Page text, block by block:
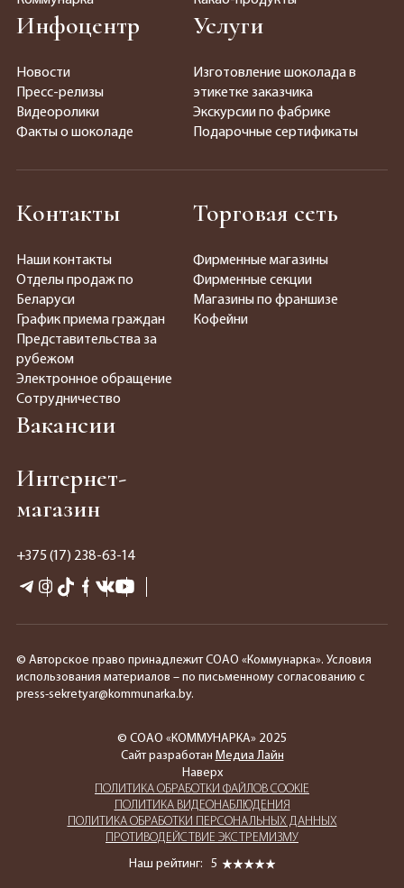
ПОЛИТИКА ОБРАБОТКИ ФАЙЛОВ COOKIE
ПОЛИТИКА ВИДЕОНАБЛЮДЕНИЯ
ПОЛИТИКА ОБРАБОТКИ ПЕРСОНАЛЬНЫХ ДАННЫХ
ПРОТИВОДЕЙСТВИЕ ЭКСТРЕМИЗМУ
Наш рейтинг:
5
Инфоцентр
Новости
Пресс-релизы
Видеоролики
Факты о шоколаде
Услуги
Изготовление шоколада в
этикетке заказчика
Экскурсии по фабрике
Подарочные сертификаты
Контакты
Наши контакты
Отделы продаж по
Беларуси
График приема граждан
Представительства за
рубежом
Электронное обращение
Сотрудничество
Торговая сеть
Фирменные магазины
Фирменные секции
Магазины по франшизе
Кофейни
Вакансии
Интернет-
магазин
+375 (17) 238-63-14
© Авторское право принадлежит СОАО «Коммунарка». Условия
использования материалов – по письменному согласованию с
press-sekretyar@kommunarka.by.
© СОАО «КОММУНАРКА» 2025
Сайт разработан Медиа Лайн
Наверх